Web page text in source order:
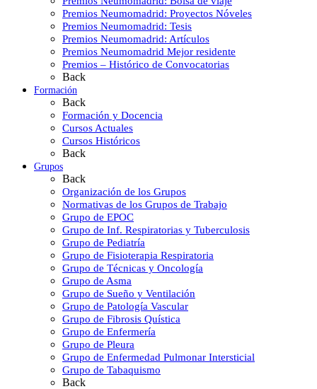
Premios Neumomadrid: Proyectos Nóveles
Premios Neumomadrid: Tesis
Premios Neumomadrid: Artículos
Premios Neumomadrid Mejor residente
Premios – Histórico de Convocatorias
Back
Formación
Back
Formación y Docencia
Cursos Actuales
Cursos Históricos
Back
Grupos
Back
Organización de los Grupos
Normativas de los Grupos de Trabajo
Grupo de EPOC
Grupo de Inf. Respiratorias y Tuberculosis
Grupo de Pediatría
Grupo de Fisioterapia Respiratoria
Grupo de Técnicas y Oncología
Grupo de Asma
Grupo de Sueño y Ventilación
Grupo de Patología Vascular
Grupo de Fibrosis Quística
Grupo de Enfermería
Grupo de Pleura
Grupo de Enfermedad Pulmonar Intersticial
Grupo de Tabaquismo
Back